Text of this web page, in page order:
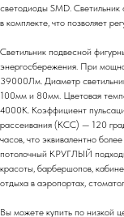
светодиоды SMD.
в комплекте, что позволяет
Светильник подвесной
энергосбережения. При
39000Лм. Диаметр
100мм и 80мм. Цветовая
4000К. Коэффициент
рассеивания (КСС) — 120
часов, что эквивалентно
потолочный КРУГЛЫЙ
красоты, барбершопов,
отдыха в аэропортах,
Вы можете купить по низкой